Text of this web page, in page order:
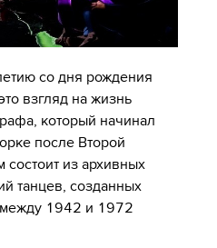
со дня рождения
взгляд на жизнь
который начинал
после Второй
из архивных
танцев, созданных
1942 и 1972